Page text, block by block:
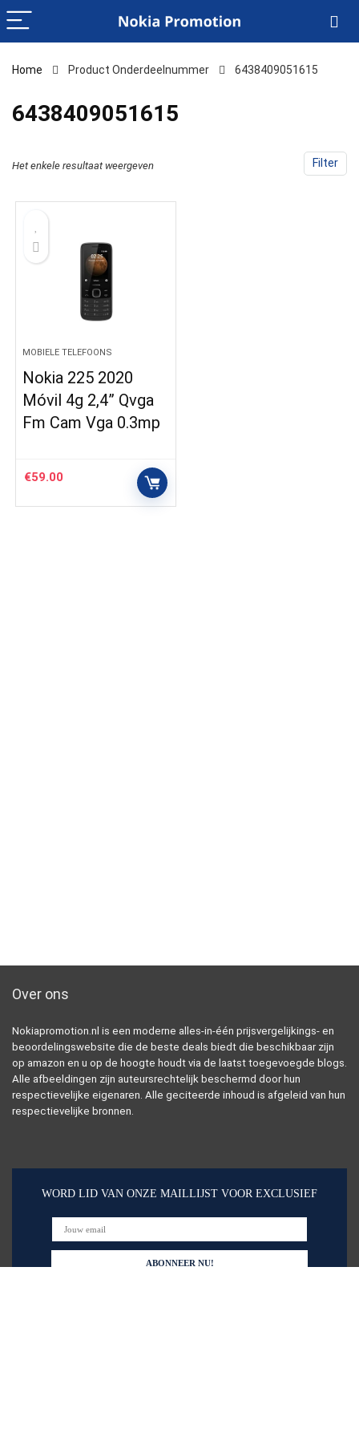
Home Product Onderdeelnummer ‎6438409051615
‎6438409051615
Filter
Het enkele resultaat weergeven
MOBIELE TELEFOONS
Nokia 225 2020
Móvil 4g 2,4” Qvga
Fm Cam Vga 0.3mp
€59.00
Over ons
Nokiapromotion.nl is een moderne alles-in-één prijsvergelijkings- en
beoordelingswebsite die de beste deals biedt die beschikbaar zijn
op amazon en u op de hoogte houdt via de laatst toegevoegde blogs.
Alle afbeeldingen zijn auteursrechtelijk beschermd door hun
respectievelijke eigenaren. Alle geciteerde inhoud is afgeleid van hun
respectievelijke bronnen.
WORD LID VAN ONZE MAILLIJST VOOR EXCLUSIEF